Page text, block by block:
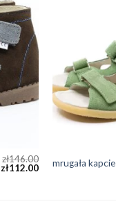
zł146.00
zł112.00 mrugała kapcie